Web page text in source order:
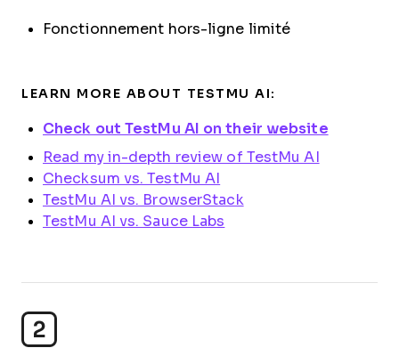
Fonctionnement hors-ligne limité
LEARN MORE ABOUT TESTMU AI:
Check out TestMu AI on their website
Read my in-depth review of TestMu AI
Checksum vs. TestMu AI
TestMu AI vs. BrowserStack
TestMu AI vs. Sauce Labs
2